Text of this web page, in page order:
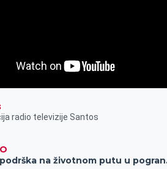
radio televizije Santos